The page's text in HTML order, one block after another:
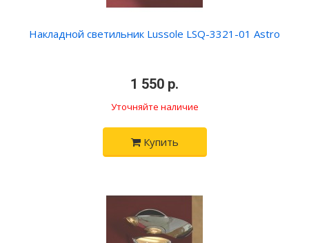
Накладной светильник Lussole LSQ-3321-01 Astro
1 550 р.
Уточняйте наличие
Купить